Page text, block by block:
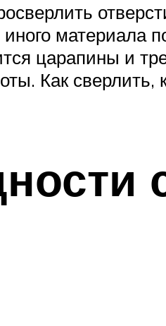
материала
царапины и
Как сверлить,